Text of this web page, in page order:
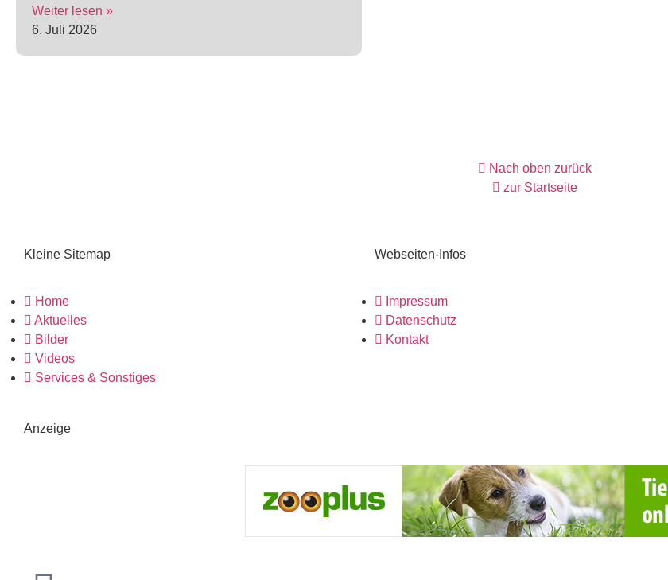
Weiter lesen »
6. Juli 2026
Nach oben zurück
zur Startseite
Kleine Sitemap
Home
Aktuelles
Bilder
Videos
Services & Sonstiges
Webseiten-Infos
Impressum
Datenschutz
Kontakt
Anzeige